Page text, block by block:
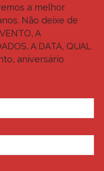
a melhor
Não deixe de
A
A DATA, QUAL
aniversário